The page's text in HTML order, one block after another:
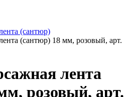
(сантюр)
(сантюр) 18 мм, розовый, арт.
лента
розовый, арт.